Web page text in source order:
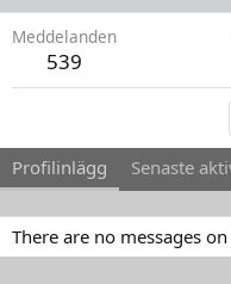
Meddelanden
539
Profilinlägg Senaste
There are no messages